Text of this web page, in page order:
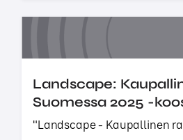
Landscape:
Suomessa 2025 -
"Landscape - Kaupallinen